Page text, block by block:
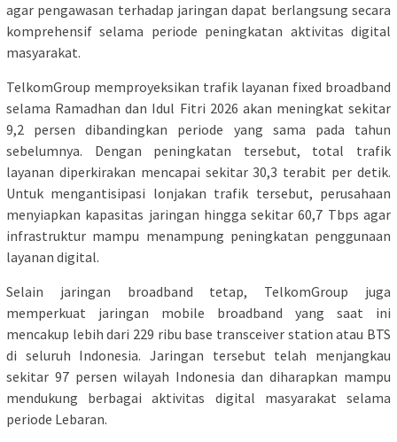
agar pengawasan terhadap jaringan dapat berlangsung secara
komprehensif selama periode peningkatan aktivitas digital
masyarakat.
TelkomGroup memproyeksikan trafik layanan fixed broadband
selama Ramadhan dan Idul Fitri 2026 akan meningkat sekitar
9,2 persen dibandingkan periode yang sama pada tahun
sebelumnya. Dengan peningkatan tersebut, total trafik
layanan diperkirakan mencapai sekitar 30,3 terabit per detik.
Untuk mengantisipasi lonjakan trafik tersebut, perusahaan
menyiapkan kapasitas jaringan hingga sekitar 60,7 Tbps agar
infrastruktur mampu menampung peningkatan penggunaan
layanan digital.
Selain jaringan broadband tetap, TelkomGroup juga
memperkuat jaringan mobile broadband yang saat ini
mencakup lebih dari 229 ribu base transceiver station atau BTS
di seluruh Indonesia. Jaringan tersebut telah menjangkau
sekitar 97 persen wilayah Indonesia dan diharapkan mampu
mendukung berbagai aktivitas digital masyarakat selama
periode Lebaran.